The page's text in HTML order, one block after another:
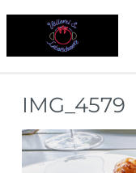
IMG_4579